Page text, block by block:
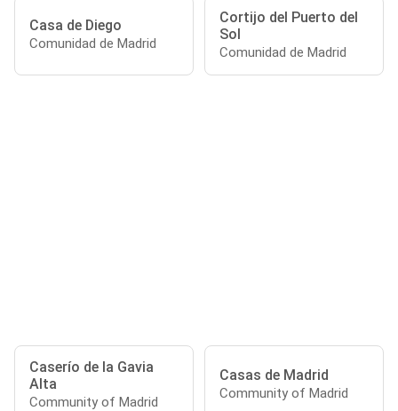
Casa de Diego
Comunidad de Madrid
Cortijo del Puerto del
Sol
Comunidad de Madrid
Caserío de la Gavia
Alta
Community of Madrid
Casas de Madrid
Community of Madrid